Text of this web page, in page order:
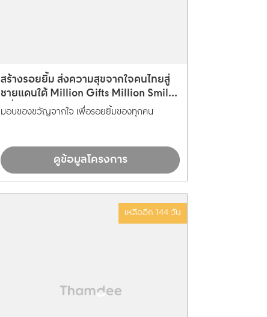
สร้างรอยยิ้ม ส่งความสุขจากใจคนไทยสู่
ชายแดนใต้ Million Gifts Million Smiles
ปีที่ 16
มอบของขวัญจากใจ เพื่อรอยยิ้มของทุกคน
ดูข้อมูลโครงการ
เหลืออีก 144 วัน